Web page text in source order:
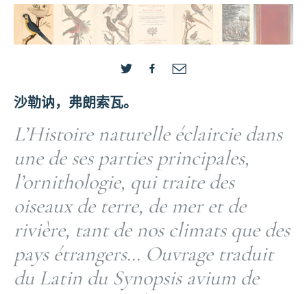
沙勒讷，弗朗索瓦。
L’Histoire naturelle éclaircie dans
une de ses parties principales,
l’ornithologie, qui traite des
oiseaux de terre, de mer et de
rivière, tant de nos climats que des
pays étrangers… Ouvrage traduit
du Latin du Synopsis avium de